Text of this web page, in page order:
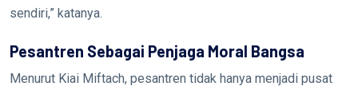
sendiri,” katanya.
Pesantren Sebagai Penjaga Moral Bangsa
Menurut Kiai Miftach, pesantren tidak hanya menjadi pusat